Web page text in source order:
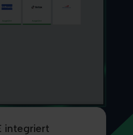
integriert